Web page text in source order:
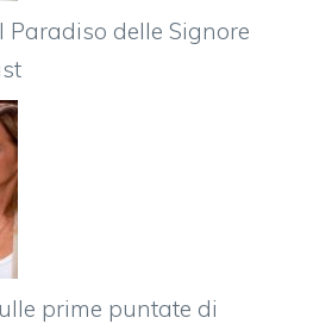
Paradiso delle Signore
prime puntate di